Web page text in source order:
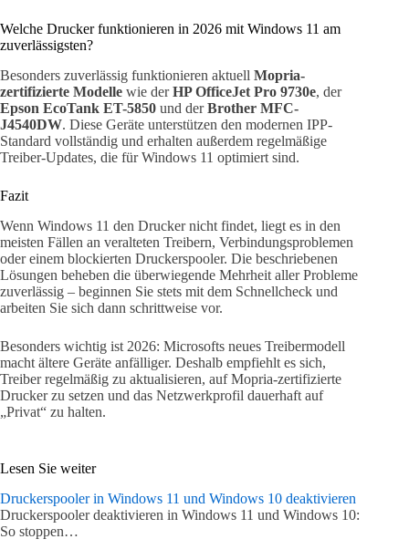
Welche Drucker funktionieren in 2026 mit Windows 11 am
zuverlässigsten?
Besonders zuverlässig funktionieren aktuell Mopria-
zertifizierte Modelle wie derHP OfficeJet Pro 9730e, der
Epson EcoTank ET-5850 und derBrother MFC-
J4540DW. Diese Geräte unterstützen den modernen IPP-
Standard vollständig und erhalten außerdem regelmäßige
Treiber-Updates, die für Windows 11 optimiert sind.
Fazit
Wenn Windows 11 den Drucker nicht findet, liegt es in den
meisten Fällen an veralteten Treibern, Verbindungsproblemen
oder einem blockierten Druckerspooler. Die beschriebenen
Lösungen beheben die überwiegende Mehrheit aller Probleme
zuverlässig – beginnen Sie stets mit dem Schnellcheck und
arbeiten Sie sich dann schrittweise vor.
Besonders wichtig ist 2026: Microsofts neues Treibermodell
macht ältere Geräte anfälliger. Deshalb empfiehlt es sich,
Treiber regelmäßig zu aktualisieren, auf Mopria-zertifizierte
Drucker zu setzen und das Netzwerkprofil dauerhaft auf
„Privat“ zu halten.
Lesen Sie weiter
Druckerspooler in Windows 11 und Windows 10 deaktivieren
Druckerspooler deaktivieren in Windows 11 und Windows 10:
So stoppen…